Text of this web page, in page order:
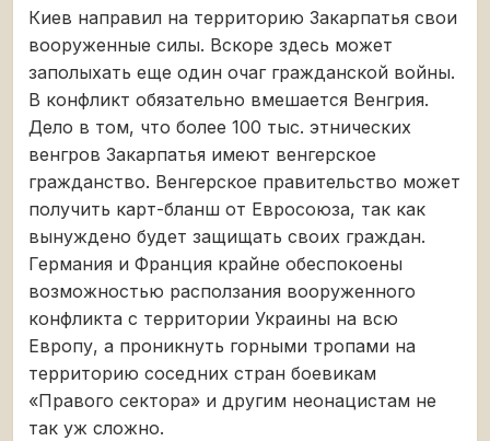
Киев направил на территорию Закарпатья свои
вооруженные силы. Вскоре здесь может
заполыхать еще один очаг гражданской войны.
В конфликт обязательно вмешается Венгрия.
Дело в том, что более 100 тыс. этнических
венгров Закарпатья имеют венгерское
гражданство. Венгерское правительство может
получить карт-бланш от Евросоюза, так как
вынуждено будет защищать своих граждан.
Германия и Франция крайне обеспокоены
возможностью расползания вооруженного
конфликта с территории Украины на всю
Европу, а проникнуть горными тропами на
территорию соседних стран боевикам
«Правого сектора» и другим неонацистам не
так уж сложно.